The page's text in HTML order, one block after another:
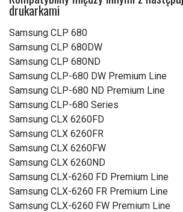
drukarkami
Samsung CLP 680
Samsung CLP 680DW
Samsung CLP 680ND
Samsung CLP-680 DW Premium Line
Samsung CLP-680 ND Premium Line
Samsung CLP-680 Series
Samsung CLX 6260FD
Samsung CLX 6260FR
Samsung CLX 6260FW
Samsung CLX 6260ND
Samsung CLX-6260 FD Premium Line
Samsung CLX-6260 FR Premium Line
Samsung CLX-6260 FW Premium Line